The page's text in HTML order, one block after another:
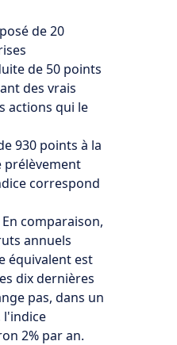
de 20
de 50 points
des vrais
actions qui le
930 points à la
prélèvement
correspond
comparaison,
annuels
équivalent est
dix dernières
pas, dans un
l'indice
2% par an.